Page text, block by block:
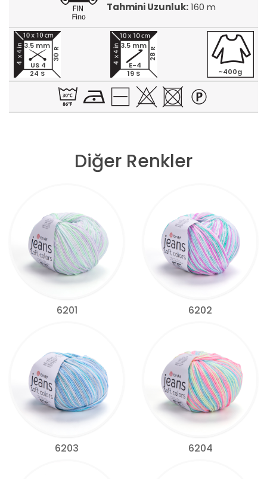
Tahmini Uzunluk:160 m
24 S
30 R
3.5 mm
US 4
19 S
28 R
3.5 mm
E-4
~400g
Diğer Renkler
6201 6202
6203 6204